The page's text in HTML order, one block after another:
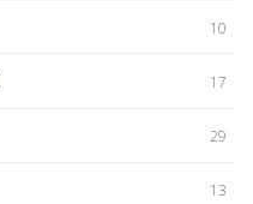
10
17
29
13